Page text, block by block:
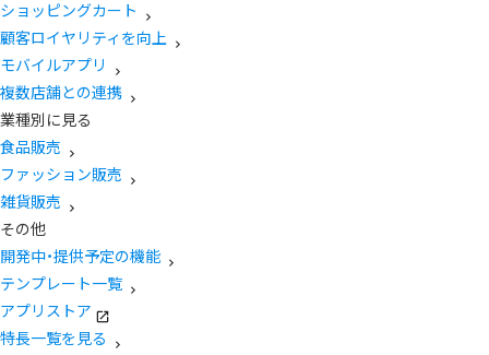
ショッピングカート
顧客ロイヤリティを向上
モバイルアプリ
複数店舗との連携
業種別に見る
食品販売
ファッション販売
雑貨販売
その他
開発中・提供予定の機能
テンプレート一覧
アプリストア
特長一覧を見る